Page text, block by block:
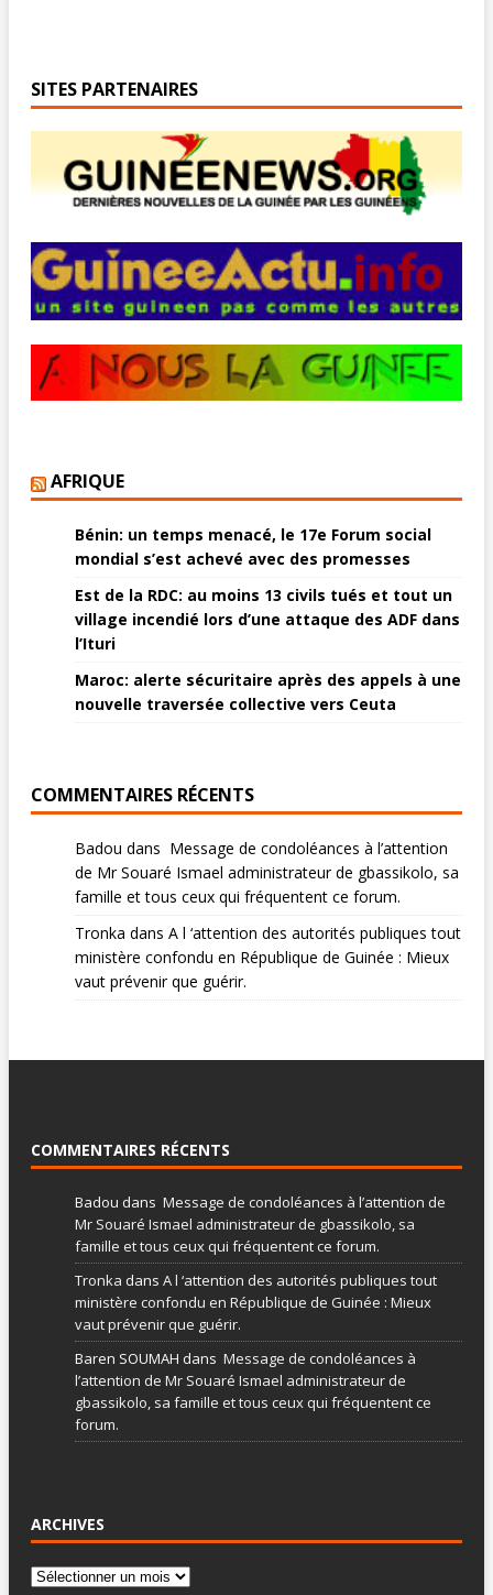
SITES PARTENAIRES
AFRIQUE
Bénin: un temps menacé, le 17e Forum social
mondial s’est achevé avec des promesses
Est de la RDC: au moins 13 civils tués et tout un
village incendié lors d’une attaque des ADF dans
l’Ituri
Maroc: alerte sécuritaire après des appels à une
nouvelle traversée collective vers Ceuta
COMMENTAIRES RÉCENTS
Badou dans Message de condoléances à l’attention
de Mr Souaré Ismael administrateur de gbassikolo, sa
famille et tous ceux qui fréquentent ce forum.
Tronka dans A l ‘attention des autorités publiques tout
ministère confondu en République de Guinée : Mieux
vaut prévenir que guérir.
COMMENTAIRES RÉCENTS
Badou dans Message de condoléances à l’attention de
Mr Souaré Ismael administrateur de gbassikolo, sa
famille et tous ceux qui fréquentent ce forum.
Tronka dans A l ‘attention des autorités publiques tout
ministère confondu en République de Guinée : Mieux
vaut prévenir que guérir.
Baren SOUMAH dans Message de condoléances à
l’attention de Mr Souaré Ismael administrateur de
gbassikolo, sa famille et tous ceux qui fréquentent ce
forum.
ARCHIVES